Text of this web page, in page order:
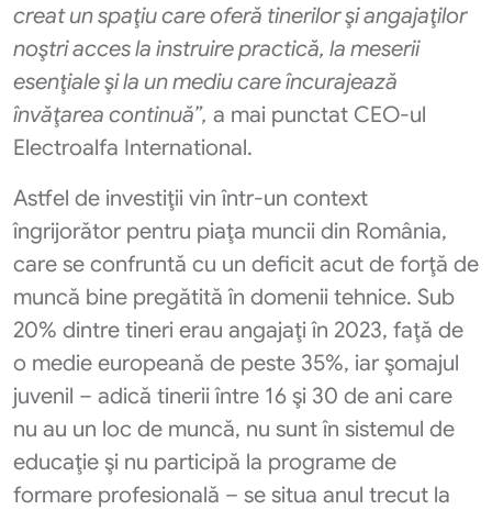
creat un spaţiu care oferă tinerilor şi angajaţilor
noştri acces la instruire practică, la meserii
esenţiale şi la un mediu care încurajează
învăţarea continuă”, a mai punctat CEO-ul
Electroalfa International.
Astfel de investiţii vin într-un context
îngrijorător pentru piaţa muncii din România,
care se confruntă cu un deficit acut de forţă de
muncă bine pregătită în domenii tehnice. Sub
20% dintre tineri erau angajaţi în 2023, faţă de
o medie europeană de peste 35%, iar şomajul
juvenil – adică tinerii între 16 şi 30 de ani care
nu au un loc de muncă, nu sunt în sistemul de
educaţie şi nu participă la programe de
formare profesională – se situa anul trecut la